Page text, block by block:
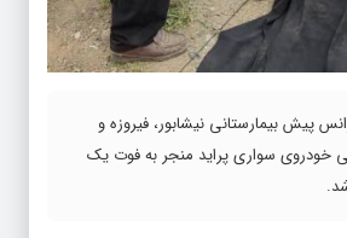
پیش بیمارستانی نیشابور، فیروزه و
خودروی سواری پراید منجر به فوت یک